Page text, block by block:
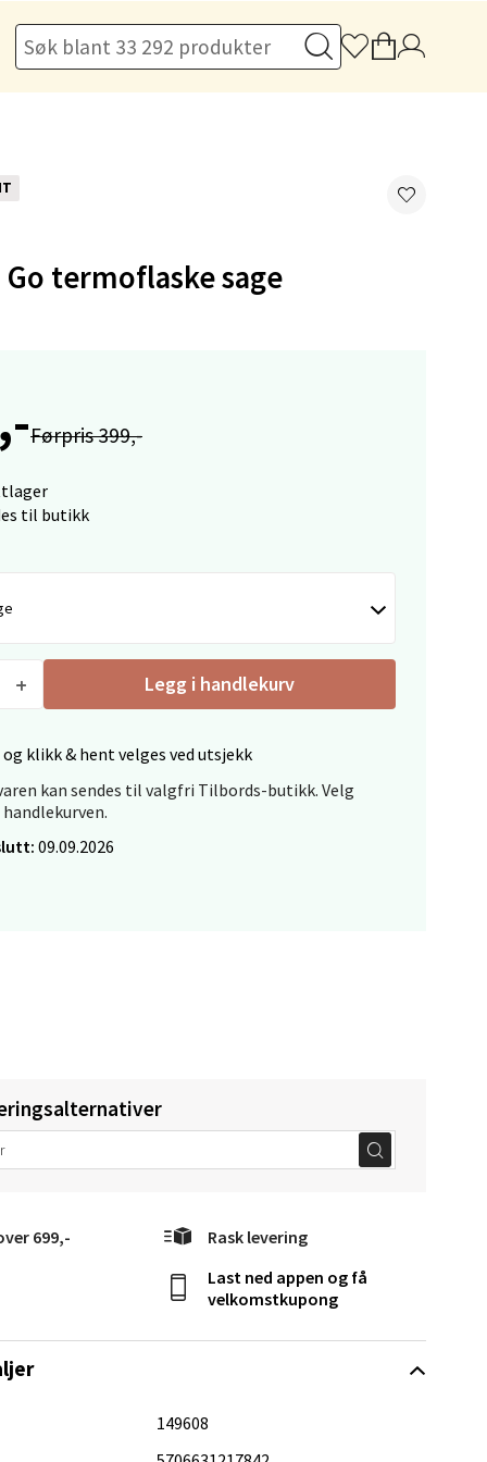
Go termoflaske sage
Førpris 399,-
til butikk
Legg i handlekurv
klikk & hent velges ved utsjekk
kan sendes til valgfri Tilbords-butikk. Velg
09.09.2026
699,-
Rask levering
Last ned appen og få
velkomstkupong
149608
g